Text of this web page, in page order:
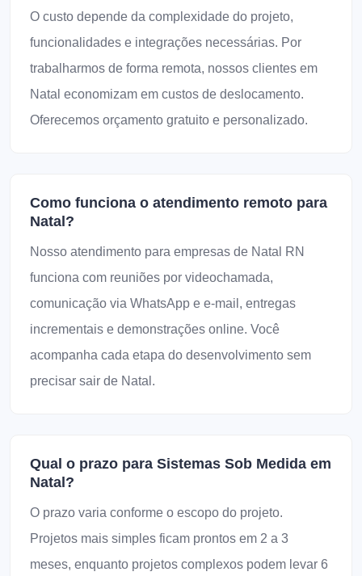
O custo depende da complexidade do projeto,
funcionalidades e integrações necessárias. Por
trabalharmos de forma remota, nossos clientes em
Natal economizam em custos de deslocamento.
Oferecemos orçamento gratuito e personalizado.
Como funciona o atendimento remoto para
Natal?
Nosso atendimento para empresas de Natal RN
funciona com reuniões por videochamada,
comunicação via WhatsApp e e-mail, entregas
incrementais e demonstrações online. Você
acompanha cada etapa do desenvolvimento sem
precisar sair de Natal.
Qual o prazo para Sistemas Sob Medida em
Natal?
O prazo varia conforme o escopo do projeto.
Projetos mais simples ficam prontos em 2 a 3
meses, enquanto projetos complexos podem levar 6